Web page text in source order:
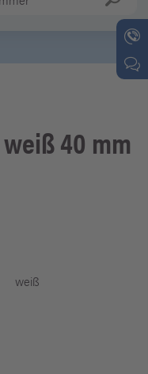
40 mm
weiß